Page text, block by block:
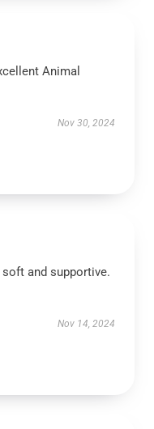
Animal
Nov 30, 2024
and supportive.
Nov 14, 2024